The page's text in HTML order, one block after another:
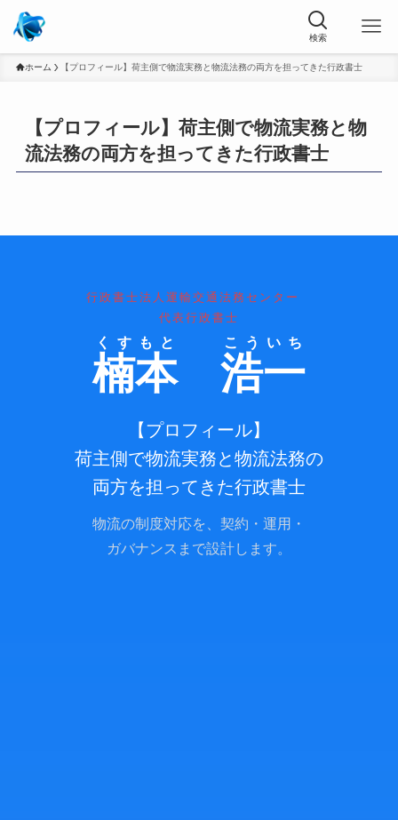
ホーム 【プロフィール】荷主側で物流実務と物流法務の両方を担ってきた行政書士
【プロフィール】荷主側で物流実務と物
流法務の両方を担ってきた行政書士
行政書士法人運輸交通法務センター
代表行政書士
楠
くす
本
もと
浩
こう
一
いち
【プロフィール】
荷主側で物流実務と物流法務の
両方を担ってきた行政書士
物流の制度対応を、契約・運用・
ガバナンスまで設計します。